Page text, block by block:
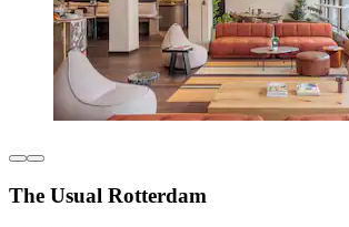
The Usual Rotterdam